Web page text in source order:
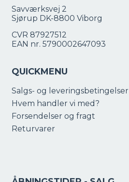
Savværksvej 2
Sjørup DK-8800 Viborg
CVR 87927512
EAN nr. 5790002647093
QUICKMENU
Salgs- og leveringsbetingelser
Hvem handler vi med?
Forsendelser og fragt
Returvarer